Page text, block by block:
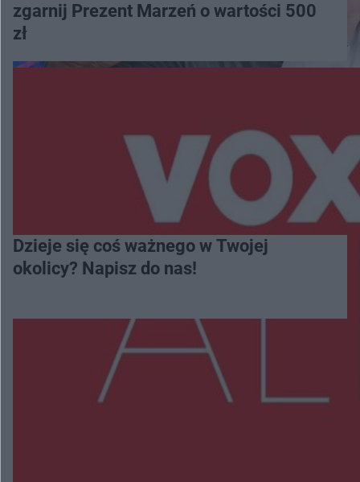
zgarnij Prezent Marzeń o wartości 500
zł
Dzieje się coś ważnego w Twojej
okolicy? Napisz do nas!
Więcej